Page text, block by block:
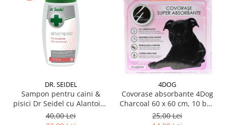
DR. SEIDEL
Sampon pentru caini &
pisici Dr Seidel cu Alantoina
220 ml
40,00 Lei
4DOG
Covorase absorbante 4Dog
Charcoal 60 x 60 cm, 10 buc
/ pachet
25,00 Lei